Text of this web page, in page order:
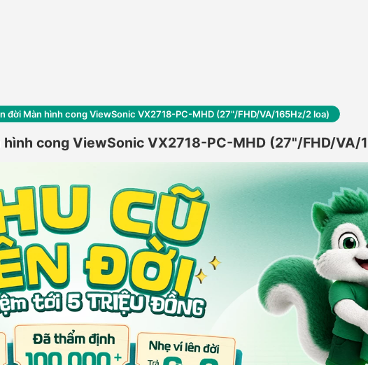
đời Màn hình cong ViewSonic VX2718-PC-MHD (27"/FHD/VA/165Hz/2 loa)
hình cong ViewSonic VX2718-PC-MHD (27"/FHD/VA/